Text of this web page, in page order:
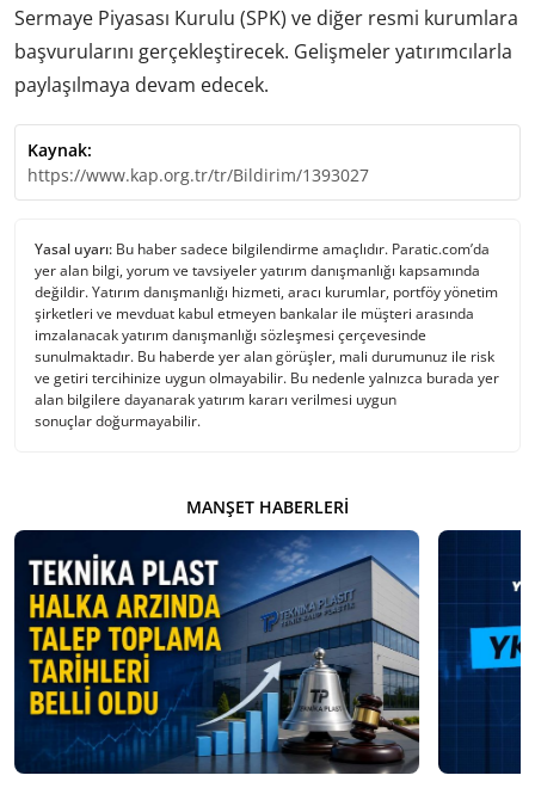
Sermaye Piyasası Kurulu (SPK) ve diğer resmi kurumlara
başvurularını gerçekleştirecek. Gelişmeler yatırımcılarla
paylaşılmaya devam edecek.
Kaynak:
https://www.kap.org.tr/tr/Bildirim/1393027
Yasal uyarı: Bu haber sadece bilgilendirme amaçlıdır. Paratic.com’da
yer alan bilgi, yorum ve tavsiyeler yatırım danışmanlığı kapsamında
değildir. Yatırım danışmanlığı hizmeti, aracı kurumlar, portföy yönetim
şirketleri ve mevduat kabul etmeyen bankalar ile müşteri arasında
imzalanacak yatırım danışmanlığı sözleşmesi çerçevesinde
sunulmaktadır. Bu haberde yer alan görüşler, mali durumunuz ile risk
ve getiri tercihinize uygun olmayabilir. Bu nedenle yalnızca burada yer
alan bilgilere dayanarak yatırım kararı verilmesi uygun
sonuçlar doğurmayabilir.
MANŞET HABERLERI